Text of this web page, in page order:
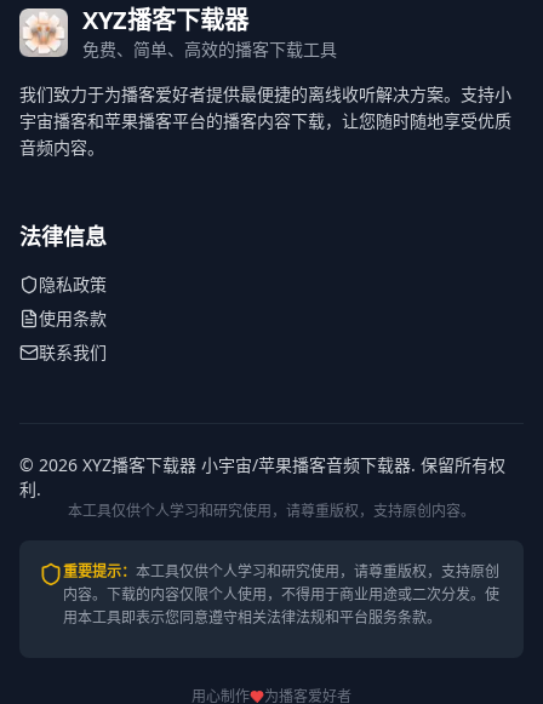
XYZ播客下载器
免费、简单、高效的播客下载工具
我们致力于为播客爱好者提供最便捷的离线收听解决方案。支持小
宇宙播客和苹果播客平台的播客内容下载，让您随时随地享受优质
音频内容。
法律信息
隐私政策
使用条款
联系我们
© 2026 XYZ播客下载器 小宇宙/苹果播客音频下载器. 保留所有权
利.
本工具仅供个人学习和研究使用，请尊重版权，支持原创内容。
重要提示： 本工具仅供个人学习和研究使用，请尊重版权，支持原创
内容。 下载的内容仅限个人使用，不得用于商业用途或二次分发。使
用本工具即表示您同意遵守相关法律法规和平台服务条款。
用心制作 为播客爱好者